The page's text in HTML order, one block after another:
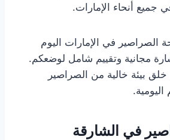
جميع أنحاء الإمارات.
الصراصير في الإمارات اليوم
مجانية وتقييم شامل لوضعكم.
بيئة خالية من الصراصير
في الشارقة